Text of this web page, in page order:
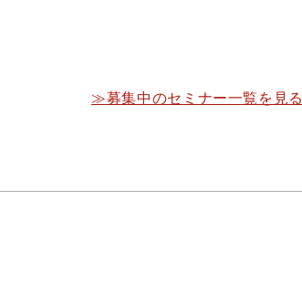
≫募集中のセミナー一覧を見る